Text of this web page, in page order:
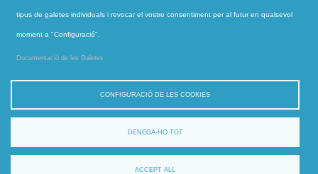
QUI SOM
QUÈ FEM
ACTUALITAT
tipus de galetes individuals i revocar el vostre consentiment per al futur en qualsevol
moment a "Configuració".
Documentació de les Galetes
CONFIGURACIÓ DE LES COOKIES
DENEGA-HO TOT
ACCEPT ALL
Política de privacitat